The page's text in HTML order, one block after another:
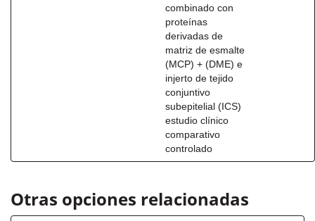
combinado con
proteínas
derivadas de
matriz de esmalte
(MCP) + (DME) e
injerto de tejido
conjuntivo
subepitelial (ICS)
estudio clínico
comparativo
controlado
Otras opciones relacionadas